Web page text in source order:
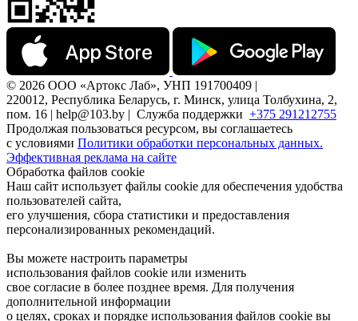
© 2026 ООО «Артокс Лаб», УНП 191700409 |
220012, Республика Беларусь, г. Минск, улица Толбухина, 2,
пом. 16 | help@103.by | Служба поддержки +375 291212755
Продолжая пользоваться ресурсом, вы соглашаетесь
с условиями Политики обработки персональных данных.
Эффективная реклама на сайте
Обработка файлов cookie
Наш сайт использует файлы cookie для обеспечения удобства
пользователей сайта,
его улучшения, сбора статистики и предоставления
персонализированных рекомендаций.
Вы можете настроить параметры
использования файлов cookie или изменить
свое согласие в более позднее время. Для получения
дополнительной информации
о целях, сроках и порядке использования файлов cookie вы